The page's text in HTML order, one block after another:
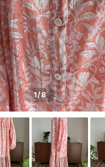
1/8